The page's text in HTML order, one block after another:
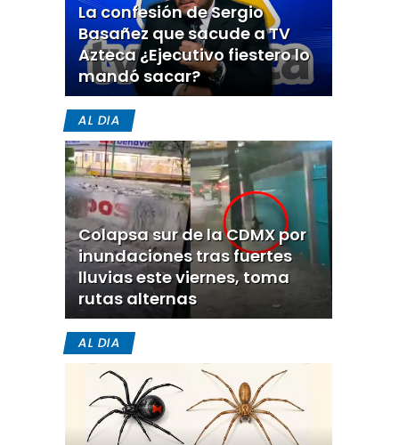
La confesión de Sergio
Basañez que sacude a TV
Azteca ¿Ejecutivo fiestero lo
mandó sacar?
AL DIA
Colapsa sur de la CDMX por
inundaciones tras fuertes
lluvias este viernes, toma
rutas alternas
AL DIA